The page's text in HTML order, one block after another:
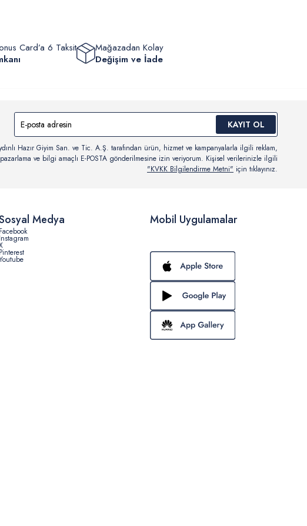
Card’a 6 Taksit
Mağazadan Kolay
Değişim ve İade
KAYIT OL
Hazır Giyim San. ve Tic. A.Ş. tarafından ürün, hizmet ve kampanyalarla ilgili reklam,
pazarlama ve bilgi amaçlı E-POSTA gönderilmesine izin veriyorum. Kişisel verilerinizle ilgili
"KVKK Bilgilendirme Metni" için tıklayınız.
Mobil Uygulamalar
Medya
Facebook
Instagram
Pinterest